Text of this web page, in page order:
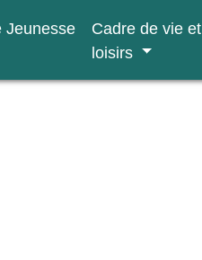
Jeunesse
Cadre de vie et
loisirs